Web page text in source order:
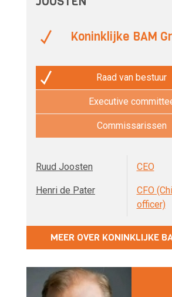
Koninklijke BAM
Raad van bestuur
Executive
Commissarissen
Ruud Joosten CEO
Henri de Pater
CFO
officer)
MEER OVER KONINKLIJKE